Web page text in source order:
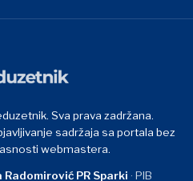
Sva prava zadržana.
sadržaja sa portala bez
webmastera.
PR Sparki · PIB